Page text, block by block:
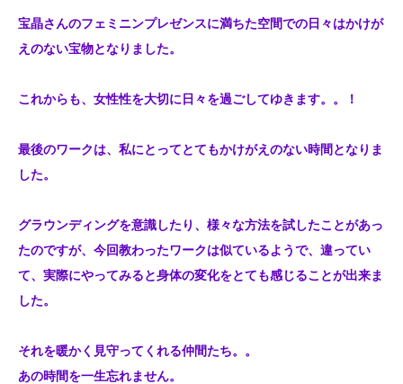
宝晶さんのフェミニンプレゼンスに満ちた空間での日々はかけが
えのない宝物となりました。
これからも、女性性を大切に日々を過ごしてゆきます。。！
最後のワークは、私にとってとてもかけがえのない時間となりま
した。
グラウンディングを意識したり、様々な方法を試したことがあっ
たのですが、今回教わったワークは似ているようで、違ってい
て、実際にやってみると身体の変化をとても感じることが出来ま
した。
それを暖かく見守ってくれる仲間たち。。
あの時間を一生忘れません。